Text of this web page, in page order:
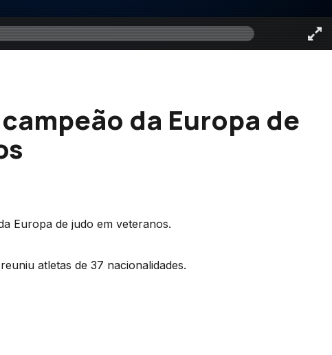
da Europa de
Europa de judo em veteranos.
atletas de 37 nacionalidades.